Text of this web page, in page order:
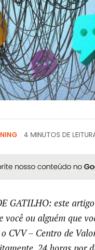
4 MINUTOS DE
GATILHO: este
você ou alguém que
CVV – Centro de